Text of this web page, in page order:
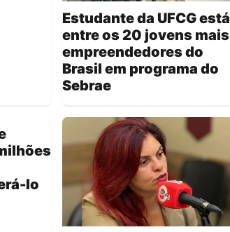
Estudante da UFCG está
entre os 20 jovens mais
empreendedores do
Brasil em programa do
Sebrae
lo